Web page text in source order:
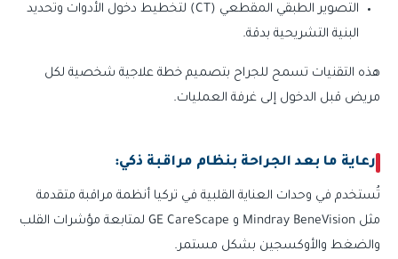
التصوير الطبقي المقطعي (CT) لتخطيط دخول الأدوات وتحديد
البنية التشريحية بدقة.
هذه التقنيات تسمح للجراح بتصميم خطة علاجية شخصية لكل
مريض قبل الدخول إلى غرفة العمليات.
رعاية ما بعد الجراحة بنظام مراقبة ذكي:
تُستخدم في وحدات العناية القلبية في تركيا أنظمة مراقبة متقدمة
مثل Mindray BeneVision و GE CareScape لمتابعة مؤشرات القلب
والضغط والأوكسجين بشكل مستمر.